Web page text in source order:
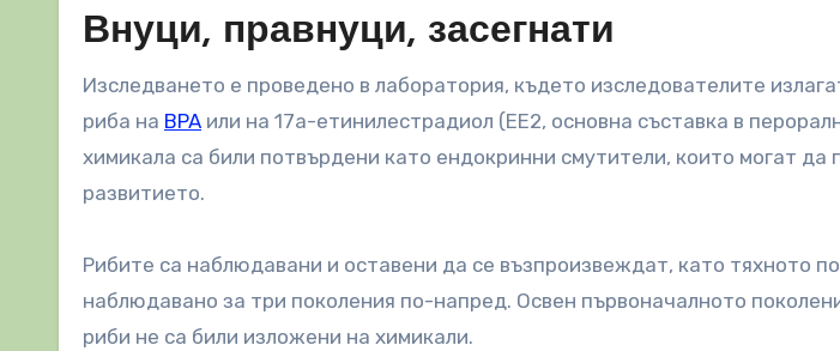
Внуци, правнуци, засегнати
Изследването е проведено в лаборатория, където изследователите
риба на BPA или на 17а-етинилестрадиол (ЕЕ2, основна съставка в
химикала са били потвърдени като ендокринни смутители, които могат да
развитието.
Рибите са наблюдавани и оставени да се възпроизвеждат, като тяхното
наблюдавано за три поколения по-напред. Освен първоначалното
риби не са били изложени на химикали.